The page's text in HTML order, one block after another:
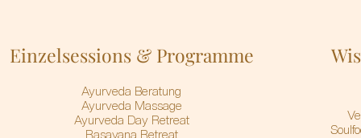
Einzelsessions & Programme
Ayurveda Beratung
Ayurveda Massage
Ayurveda Day Retreat
Rasayana Retreat